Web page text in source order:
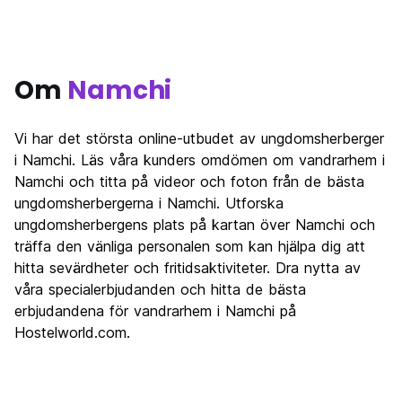
Om Namchi
Vi har det största online-utbudet av ungdomsherberger
i Namchi. Läs våra kunders omdömen om vandrarhem i
Namchi och titta på videor och foton från de bästa
ungdomsherbergerna i Namchi. Utforska
ungdomsherbergens plats på kartan över Namchi och
träffa den vänliga personalen som kan hjälpa dig att
hitta sevärdheter och fritidsaktiviteter. Dra nytta av
våra specialerbjudanden och hitta de bästa
erbjudandena för vandrarhem i Namchi på
Hostelworld.com.